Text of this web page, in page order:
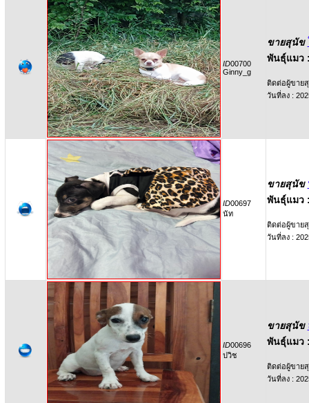
ID00700
Ginny_g
ขายสุนัข
พันธุ์แมว
ติดต่อผู้ขาย
วันที่ลง :
ID00697
นัท
ขายสุนัข
พันธุ์แมว
ติดต่อผู้ขาย
วันที่ลง :
ID00696
ปวิช
ขายสุนัข
พันธุ์แมว
ติดต่อผู้ขาย
วันที่ลง :